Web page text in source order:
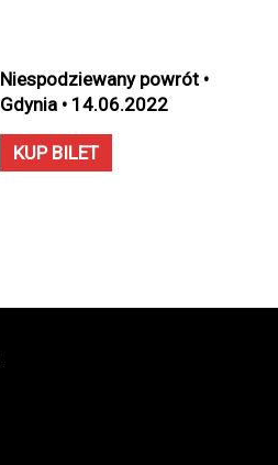
Niespodziewany powrót •
Gdynia • 14.06.2022
KUP BILET